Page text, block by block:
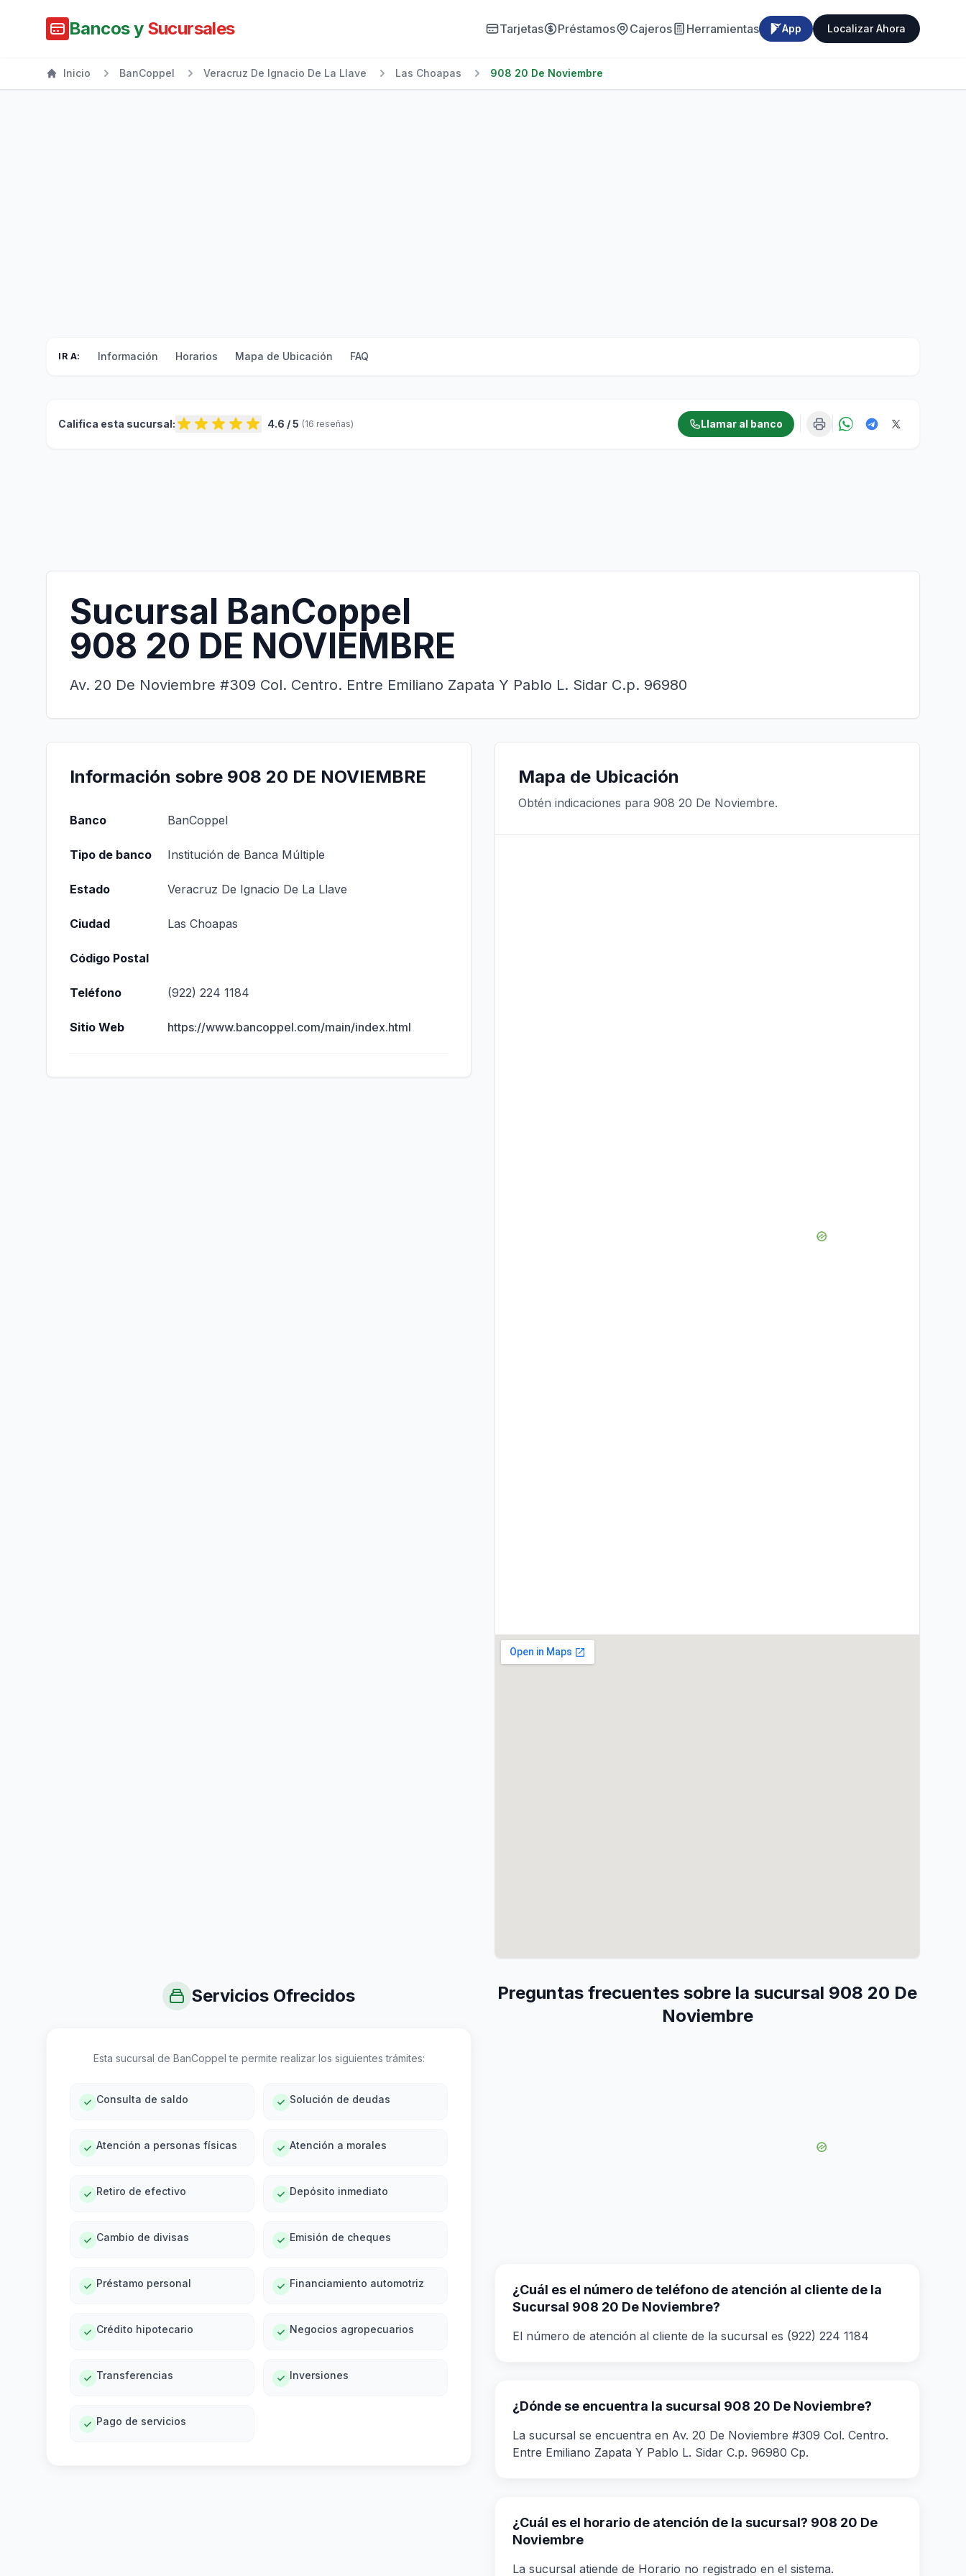
Bancos y Sucursales Tarjetas Préstamos Cajeros Herramientas App Localizar Ahora
Inicio BanCoppel Veracruz De Ignacio De La Llave Las Choapas 908 20 De Noviembre
IR A: Información Horarios Mapa de Ubicación FAQ
Califica esta sucursal: 4.6 / 5 (16 reseñas) Llamar al banco
Sucursal BanCoppel
908 20 DE NOVIEMBRE
Av. 20 De Noviembre #309 Col. Centro. Entre Emiliano Zapata Y Pablo L. Sidar C.p. 96980
Información sobre 908 20 DE NOVIEMBRE
Banco BanCoppel
Tipo de banco Institución de Banca Múltiple
Estado Veracruz De Ignacio De La Llave
Ciudad Las Choapas
Código Postal
Teléfono (922) 224 1184
Sitio Web https://www.bancoppel.com/main/index.html
Mapa de Ubicación
Obtén indicaciones para 908 20 De Noviembre.
Servicios Ofrecidos
Esta sucursal de BanCoppel te permite realizar los siguientes trámites:
Consulta de saldo Solución de deudas
Atención a personas físicas Atención a morales
Retiro de efectivo Depósito inmediato
Cambio de divisas Emisión de cheques
Préstamo personal Financiamiento automotriz
Crédito hipotecario Negocios agropecuarios
Transferencias Inversiones
Pago de servicios
Preguntas frecuentes sobre la sucursal 908 20 De
Noviembre
¿Cuál es el número de teléfono de atención al cliente de la
Sucursal 908 20 De Noviembre?
El número de atención al cliente de la sucursal es (922) 224 1184
¿Dónde se encuentra la sucursal 908 20 De Noviembre?
La sucursal se encuentra en Av. 20 De Noviembre #309 Col. Centro.
Entre Emiliano Zapata Y Pablo L. Sidar C.p. 96980 Cp.
¿Cuál es el horario de atención de la sucursal? 908 20 De
Noviembre
La sucursal atiende de Horario no registrado en el sistema.